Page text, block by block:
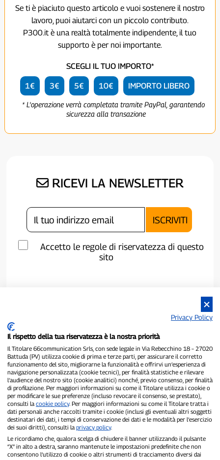
Se ti è piaciuto questo articolo e vuoi sostenere il nostro
lavoro, puoi aiutarci con un piccolo contributo.
P300.it è una realtà totalmente indipendente, il tuo
supporto è per noi importante.
SCEGLI IL TUO IMPORTO*
1€ 3€ 5€ 10€ IMPORTO LIBERO
* L'operazione verrà completata tramite PayPal, garantendo
sicurezza alla transazione
RICEVI LA NEWSLETTER
Accetto le regole di riservatezza di questo
sito
P300.it è una Testata Giornalistica indipendente
Registrazione numero 1/2021 del 1/2/2021 - Tribunale di Pavia
Proprietario ed editore:66communication Srls- P.IVA
02798890188
Direttore Responsabile:Alessandro Secchi- Vicedirettore:Federico
Benedusi
Privacy Policy-Cookie Policy
"Se è successo davvero, lo trovi su P300.it"
Privacy Policy
Il rispetto della tua riservatezza è la nostra priorità
Il Titolare 66communication Srls, con sede legale in Via Rebecchino 18 – 27020
Battuda (PV) utilizza cookie di prima e terze parti, per assicurare il corretto
funzionamento del sito, migliorarne la funzionalità e offrirvi un’esperienza di
navigazione personalizzata (cookie tecnici), per finalità statistiche e rilevare
l’audience del nostro sito (cookie analitici) nonché, previo consenso, per finalità
di profilazione. Per maggiori informazioni su come il Titolare utilizza i cookie o
per modificare le sue preferenze (incluso revocare il consenso, se prestato),
consulti la cookie policy. Per maggiori informazioni su come il Titolare tratta i
dati personali anche raccolti tramite i cookie (inclusi gli eventuali altri soggetti
destinatari dei dati, i tempi di conservazione dei dati e le modalità per l’esercizio
dei suoi diritti), consulti la privacy policy.
Le ricordiamo che, qualora scelga di chiudere il banner utilizzando il pulsante
“X” in alto a destra, saranno mantenute le impostazioni predefinite che non
consentono l’utilizzo di cookie o altri strumenti di tracciamento diversi dai